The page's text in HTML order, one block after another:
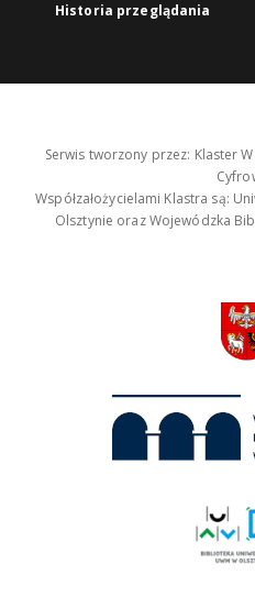
Historia przeglądania
Serwis tworzony przez: Klaster
Współzałożycielami Klastra są:
Olsztynie oraz Wojewódzka